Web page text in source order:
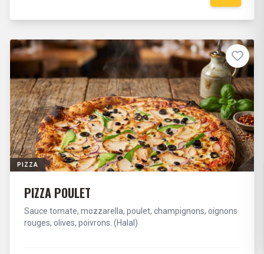
PIZZA
PIZZA POULET
Sauce tomate, mozzarella, poulet, champignons, oignons
rouges, olives, poivrons. (Halal)